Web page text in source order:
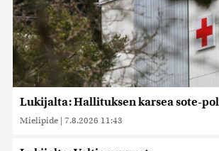
Lukijalta: Hallituksen karsea sote-
Mielipide | 7.8.2026 11:43